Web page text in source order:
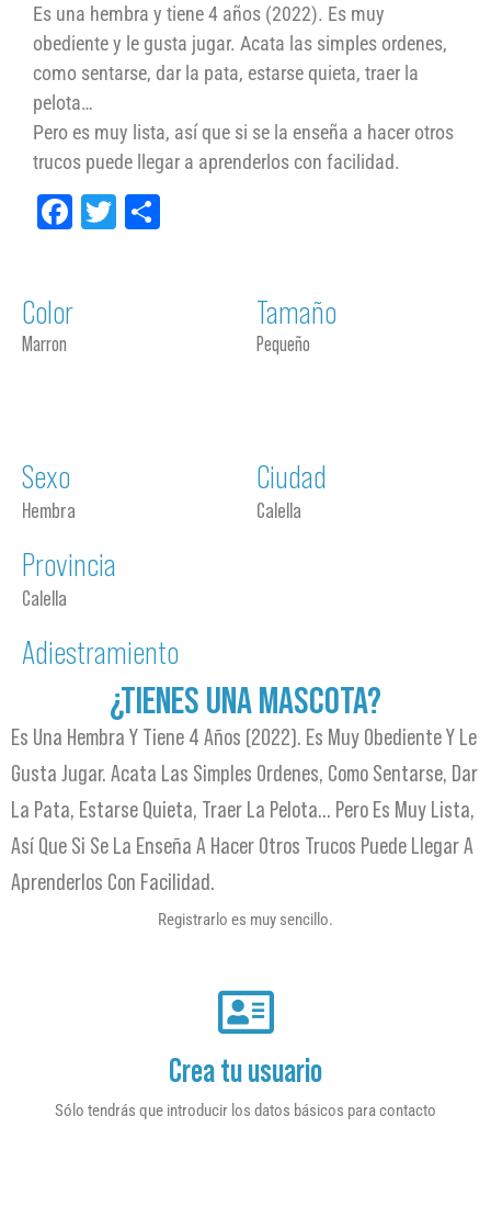
Es una hembra y tiene 4 años (2022). Es muy
obediente y le gusta jugar. Acata las simples ordenes,
como sentarse, dar la pata, estarse quieta, traer la
pelota…
Pero es muy lista, así que si se la enseña a hacer otros
trucos puede llegar a aprenderlos con facilidad.
Facebook
Twitter
Color
Marron
Tamaño
Pequeño
Sexo
Hembra
Ciudad
Calella
Provincia
Calella
Adiestramiento
¿TIENES UNA MASCOTA?
Es Una Hembra Y Tiene 4 Años (2022). Es Muy Obediente Y Le
Gusta Jugar. Acata Las Simples Ordenes, Como Sentarse, Dar
La Pata, Estarse Quieta, Traer La Pelota… Pero Es Muy Lista,
Así Que Si Se La Enseña A Hacer Otros Trucos Puede Llegar A
Aprenderlos Con Facilidad.
Registrarlo es muy sencillo.
Crea tu usuario
Sólo tendrás que introducir los datos básicos para contacto